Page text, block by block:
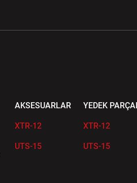
AKSESUARLAR
XTR-12
UTS-15
YEDEK
XTR-12
UTS-15